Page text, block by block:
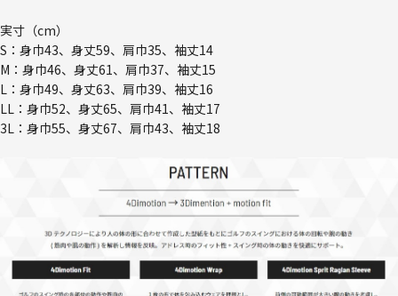
実寸（cm）
S：身巾43、身丈59、肩巾35、袖丈14
M：身巾46、身丈61、肩巾37、袖丈15
L：身巾49、身丈63、肩巾39、袖丈16
LL：身巾52、身丈65、肩巾41、袖丈17
3L：身巾55、身丈67、肩巾43、袖丈18